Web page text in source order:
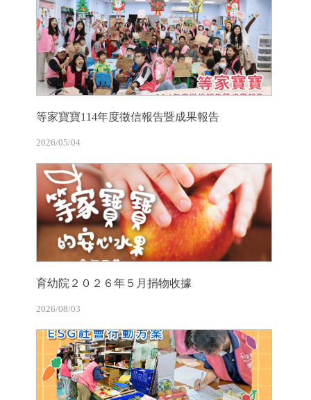
等家寶寶114年度徵信報告暨成果報告
2026/05/04
育幼院２０２６年５月捐物收據
2026/08/03